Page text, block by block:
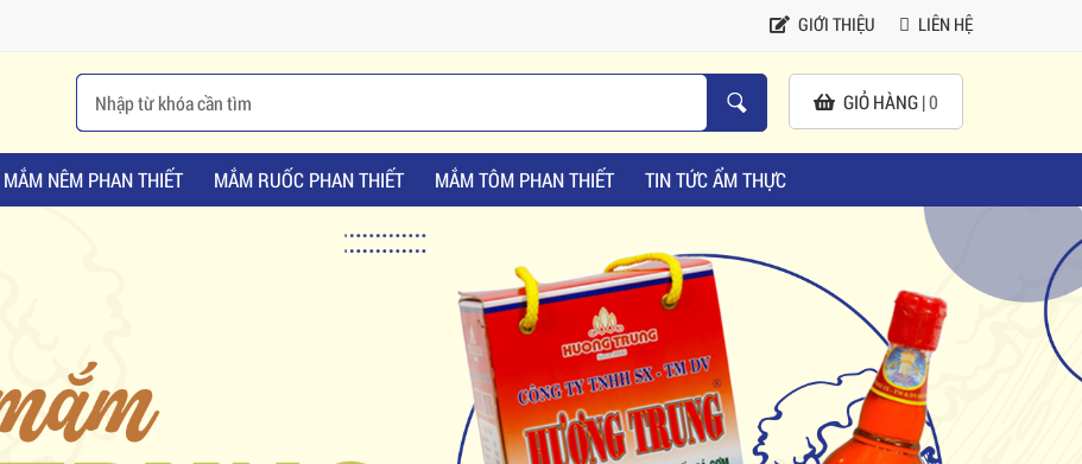
GIỚI THIỆU LIÊN HỆ
GIỎ HÀNG |0
MẮM NÊM PHAN THIẾT MẮM RUỐC PHAN THIẾT MẮM TÔM PHAN THIẾT TIN TỨC ẨM THỰC